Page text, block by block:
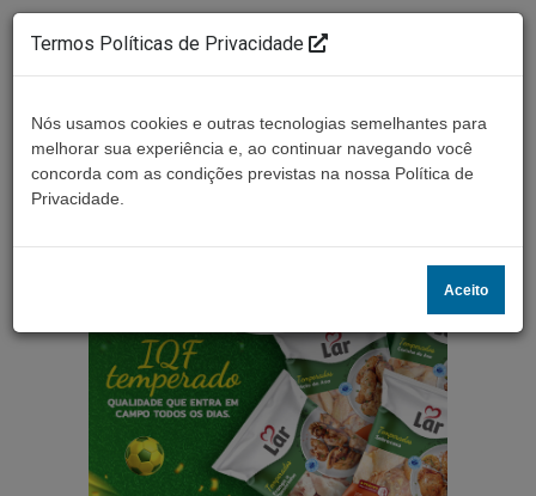
Termos Políticas de Privacidade
Nós usamos cookies e outras tecnologias semelhantes para
melhorar sua experiência e, ao continuar navegando você
concorda com as condições previstas na nossa Política de
Privacidade.
Aceito